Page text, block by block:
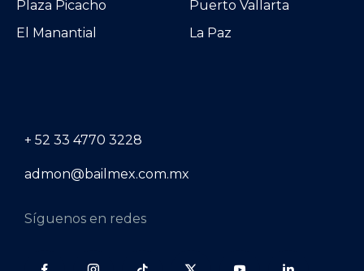
Plaza Picacho
El Manantial
Puerto Vallarta
La Paz
+ 52 33 4770 3228
admon@bailmex.com.mx
Síguenos en redes